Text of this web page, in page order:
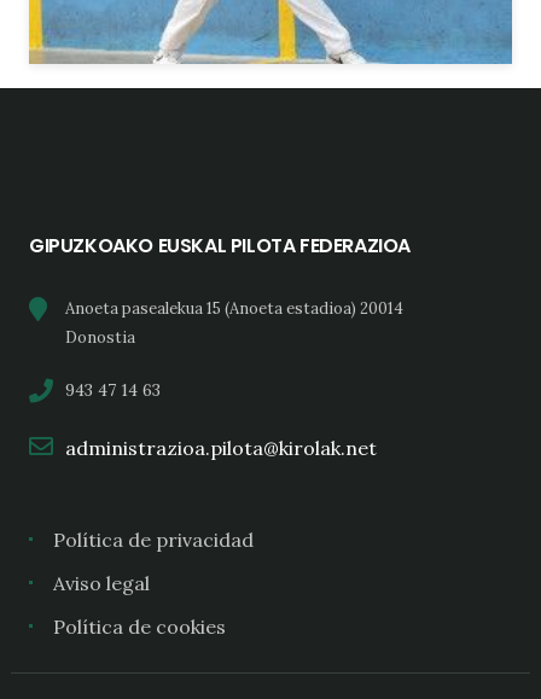
GIPUZKOAKO EUSKAL PILOTA FEDERAZIOA
Anoeta pasealekua 15 (Anoeta estadioa) 20014
Donostia
943 47 14 63
administrazioa.pilota@kirolak.net
Política de privacidad
Aviso legal
Política de cookies